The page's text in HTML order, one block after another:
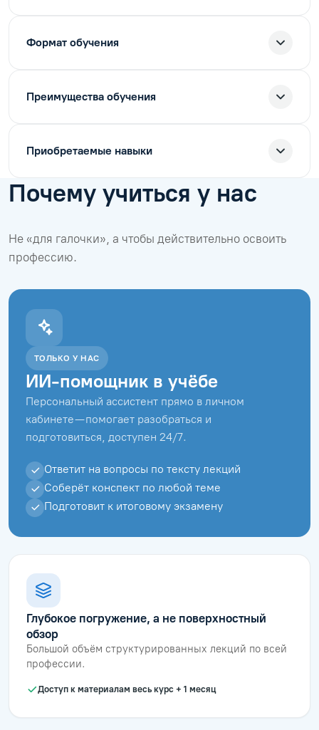
Формат обучения
Преимущества обучения
Приобретаемые навыки
Почему учиться у нас
Не «для галочки», а чтобы действительно освоить
профессию.
ТОЛЬКО У НАС
ИИ-помощник в учёбе
Персональный ассистент прямо в личном
кабинете — помогает разобраться и
подготовиться, доступен 24/7.
Ответит на вопросы по тексту лекций
Соберёт конспект по любой теме
Подготовит к итоговому экзамену
Глубокое погружение, а не поверхностный
обзор
Большой объём структурированных лекций по всей
профессии.
Доступ к материалам весь курс + 1 месяц